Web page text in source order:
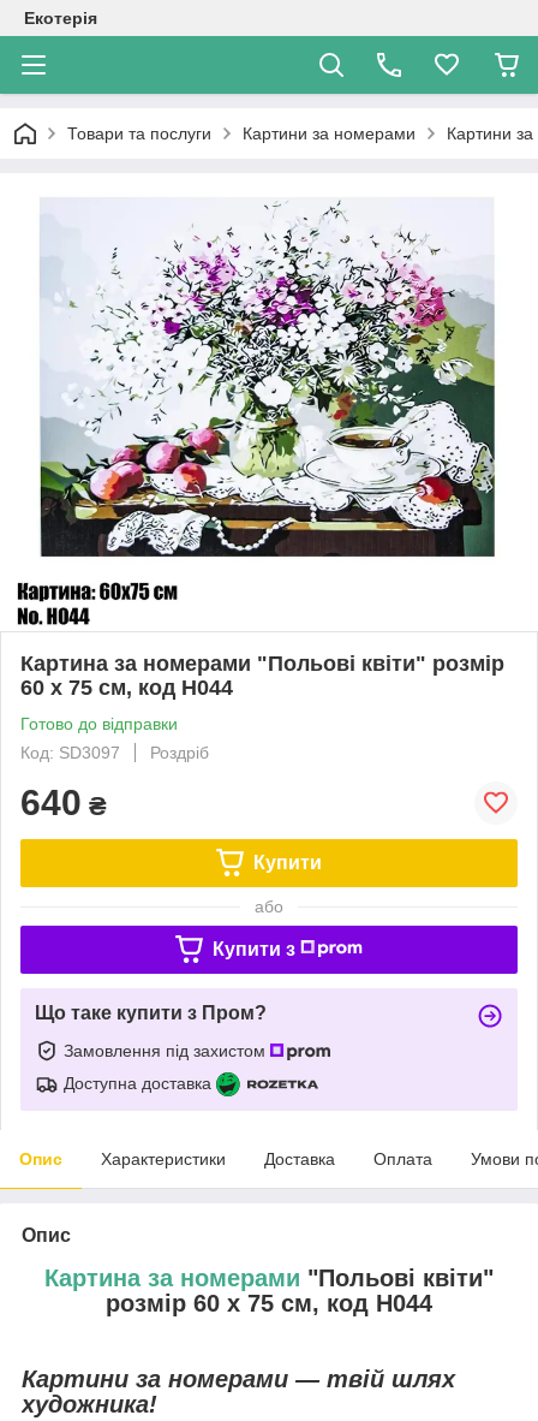
Екотерія
Товари та послуги Картини за номерами Картини
Картина за номерами "Польові квіти" розмір
60 х 75 см, код H044
Готово до відправки
Код: SD3097
Роздріб
640 ₴
Купити
або
Купити з
Що таке купити з Пром?
Замовлення під захистом
Доступна доставка
Опис Характеристики Доставка Оплата Умови
Опис
Картина за номерами "Польові квіти"
розмір 60 х 75 см, код H044
Картини за номерами — твій шлях
художника!